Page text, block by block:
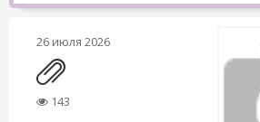
26 июля 2026
143